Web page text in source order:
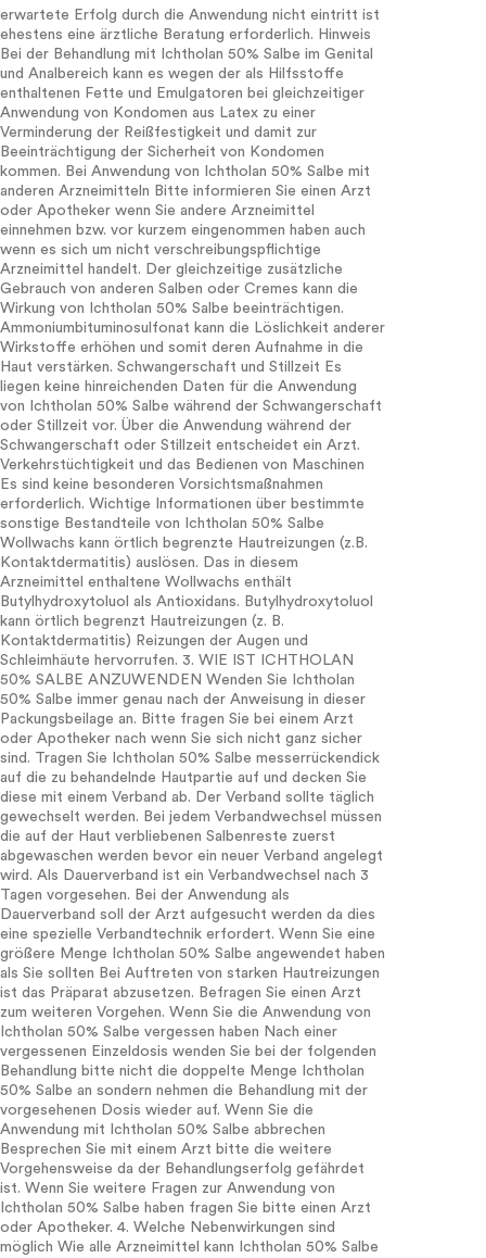
erwartete Erfolg durch die Anwendung nicht eintritt ist
ehestens eine ärztliche Beratung erforderlich. Hinweis
Bei der Behandlung mit Ichtholan 50% Salbe im Genital
und Analbereich kann es wegen der als Hilfsstoffe
enthaltenen Fette und Emulgatoren bei gleichzeitiger
Anwendung von Kondomen aus Latex zu einer
Verminderung der Reißfestigkeit und damit zur
Beeinträchtigung der Sicherheit von Kondomen
kommen. Bei Anwendung von Ichtholan 50% Salbe mit
anderen Arzneimitteln Bitte informieren Sie einen Arzt
oder Apotheker wenn Sie andere Arzneimittel
einnehmen bzw. vor kurzem eingenommen haben auch
wenn es sich um nicht verschreibungspflichtige
Arzneimittel handelt. Der gleichzeitige zusätzliche
Gebrauch von anderen Salben oder Cremes kann die
Wirkung von Ichtholan 50% Salbe beeinträchtigen.
Ammoniumbituminosulfonat kann die Löslichkeit anderer
Wirkstoffe erhöhen und somit deren Aufnahme in die
Haut verstärken. Schwangerschaft und Stillzeit Es
liegen keine hinreichenden Daten für die Anwendung
von Ichtholan 50% Salbe während der Schwangerschaft
oder Stillzeit vor. Über die Anwendung während der
Schwangerschaft oder Stillzeit entscheidet ein Arzt.
Verkehrstüchtigkeit und das Bedienen von Maschinen
Es sind keine besonderen Vorsichtsmaßnahmen
erforderlich. Wichtige Informationen über bestimmte
sonstige Bestandteile von Ichtholan 50% Salbe
Wollwachs kann örtlich begrenzte Hautreizungen (z.B.
Kontaktdermatitis) auslösen. Das in diesem
Arzneimittel enthaltene Wollwachs enthält
Butylhydroxytoluol als Antioxidans. Butylhydroxytoluol
kann örtlich begrenzt Hautreizungen (z. B.
Kontaktdermatitis) Reizungen der Augen und
Schleimhäute hervorrufen. 3. WIE IST ICHTHOLAN
50% SALBE ANZUWENDEN Wenden Sie Ichtholan
50% Salbe immer genau nach der Anweisung in dieser
Packungsbeilage an. Bitte fragen Sie bei einem Arzt
oder Apotheker nach wenn Sie sich nicht ganz sicher
sind. Tragen Sie Ichtholan 50% Salbe messerrückendick
auf die zu behandelnde Hautpartie auf und decken Sie
diese mit einem Verband ab. Der Verband sollte täglich
gewechselt werden. Bei jedem Verbandwechsel müssen
die auf der Haut verbliebenen Salbenreste zuerst
abgewaschen werden bevor ein neuer Verband angelegt
wird. Als Dauerverband ist ein Verbandwechsel nach 3
Tagen vorgesehen. Bei der Anwendung als
Dauerverband soll der Arzt aufgesucht werden da dies
eine spezielle Verbandtechnik erfordert. Wenn Sie eine
größere Menge Ichtholan 50% Salbe angewendet haben
als Sie sollten Bei Auftreten von starken Hautreizungen
ist das Präparat abzusetzen. Befragen Sie einen Arzt
zum weiteren Vorgehen. Wenn Sie die Anwendung von
Ichtholan 50% Salbe vergessen haben Nach einer
vergessenen Einzeldosis wenden Sie bei der folgenden
Behandlung bitte nicht die doppelte Menge Ichtholan
50% Salbe an sondern nehmen die Behandlung mit der
vorgesehenen Dosis wieder auf. Wenn Sie die
Anwendung mit Ichtholan 50% Salbe abbrechen
Besprechen Sie mit einem Arzt bitte die weitere
Vorgehensweise da der Behandlungserfolg gefährdet
ist. Wenn Sie weitere Fragen zur Anwendung von
Ichtholan 50% Salbe haben fragen Sie bitte einen Arzt
oder Apotheker. 4. Welche Nebenwirkungen sind
möglich Wie alle Arzneimittel kann Ichtholan 50% Salbe